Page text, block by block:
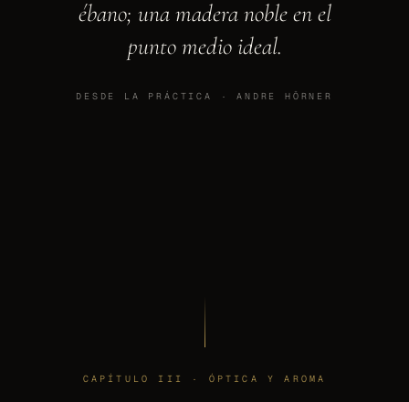
ébano; una madera noble en el
punto medio ideal.
DESDE LA PRÁCTICA · ANDRE HÖRNER
CAPÍTULO III · ÓPTICA Y AROMA